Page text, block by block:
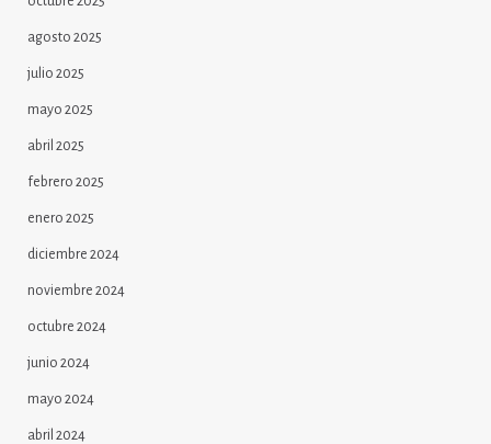
agosto 2025
julio 2025
mayo 2025
abril 2025
febrero 2025
enero 2025
diciembre 2024
noviembre 2024
octubre 2024
junio 2024
mayo 2024
abril 2024